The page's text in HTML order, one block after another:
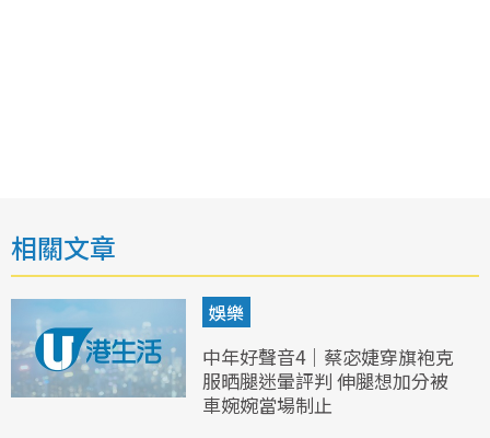
相關文章
娛樂
中年好聲音4｜蔡宓婕穿旗袍克
服晒腿迷暈評判 伸腿想加分被
車婉婉當場制止